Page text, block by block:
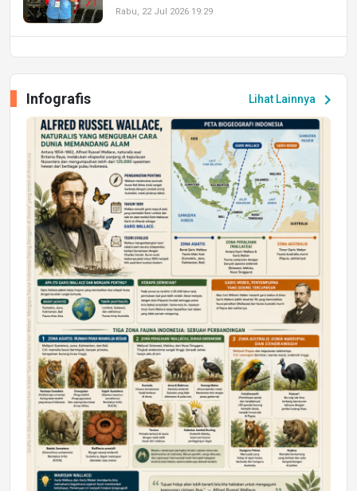
Rabu, 22 Jul 2026 19:29
Peluang Kerja dan Magang
Jumat, 17 Jul 2026 22:30
DAERAH
Astra Motor Kalimantan Timur 2 Dukung
Mahasiswa Samarinda dalam Astra
Honda SDGs Future Leaders 2026
Jumat, 10 Jul 2026 19:01
Lihat Lainnya chevron_right
Infografis